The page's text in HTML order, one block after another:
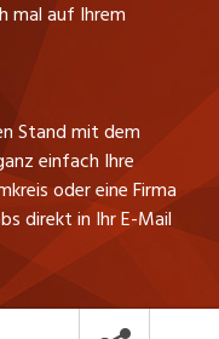
Interessiert?
gritec.ch. Für
an unser Human
Bei der
keine Vermittler
mal auf Ihrem
Stand mit dem
einfach Ihre
oder eine Firma
direkt in Ihr E-Mail